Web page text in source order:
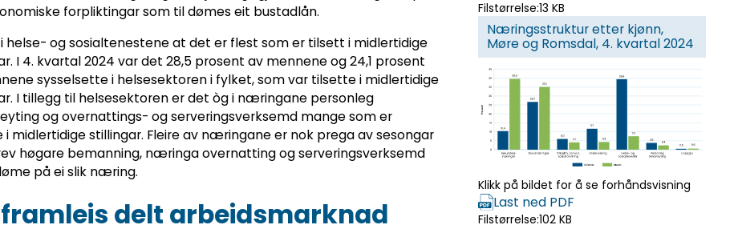
forpliktingar som til dømes eit bustadlån.
helse- og sosialtenestene at det er flest som er tilsett i midlertidige
I 4. kvartal 2024 var det 28,5 prosent av mennene og 24,1 prosent
sysselsette i helsesektoren i fylket, som var tilsette i midlertidige
I tillegg til helsesektoren er det òg i næringane personleg
og overnattings- og serveringsverksemd mange som er
i midlertidige stillingar. Fleire av næringane er nok prega av sesongar
høgare bemanning, næringa overnatting og serveringsverksemd
på ei slik næring.
framleis delt arbeidsmarknad
Filstørrelse:13 KB
Næringsstruktur etter kjønn,
Møre og Romsdal, 4. kvartal 2024
Klikk på bildet for å se forhåndsvisning
Last ned PDF
Filstørrelse:102 KB